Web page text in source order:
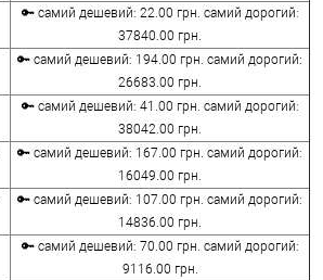
🔑 самий дешевий: 22.00 грн. самий дорогий:
37840.00 грн.
🔑 самий дешевий: 194.00 грн. самий дорогий:
26683.00 грн.
🔑 самий дешевий: 41.00 грн. самий дорогий:
38042.00 грн.
🔑 самий дешевий: 167.00 грн. самий дорогий:
16049.00 грн.
🔑 самий дешевий: 107.00 грн. самий дорогий:
14836.00 грн.
🔑 самий дешевий: 70.00 грн. самий дорогий:
9116.00 грн.